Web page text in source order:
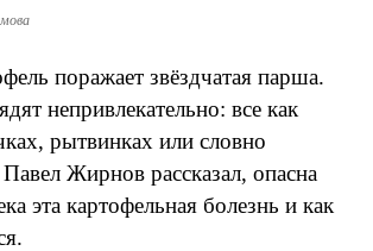
поражает звёздчатая парша.
непривлекательно: все как
рытвинках или словно
Жирнов рассказал, опасна
эта картофельная болезнь и как